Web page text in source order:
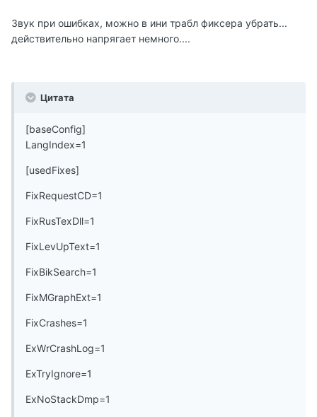
Звук при ошибках, можно в ини трабл фиксера убрать...
действительно напрягает немного....
Цитата
[baseConfig]
LangIndex=1
[usedFixes]
FixRequestCD=1
FixRusTexDll=1
FixLevUpText=1
FixBikSearch=1
FixMGraphExt=1
FixCrashes=1
ExWrCrashLog=1
ExTryIgnore=1
ExNoStackDmp=1